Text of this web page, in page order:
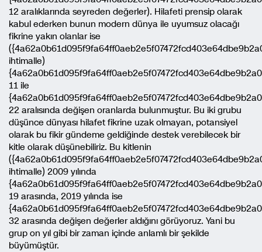
12 aralıklarında seyreden değerler). Hilafeti prensip olarak
kabul ederken bunun modern dünya ile uyumsuz olacağı
fikrine yakın olanlar ise
ihtimalle)
11 ile
22 aralısında değişen oranlarda bulunmuştur. Bu iki grubu
düşünce dünyası hilafet fikrine uzak olmayan, potansiyel
olarak bu fikir gündeme geldiğinde destek verebilecek bir
kitle olarak düşünebiliriz. Bu kitlenin
ihtimalle) 2009 yılında
19 arasında, 2019 yılında ise
32 arasında değişen değerler aldığını görüyoruz. Yani bu
grup on yıl gibi bir zaman içinde anlamlı bir şekilde
büyümüştür.